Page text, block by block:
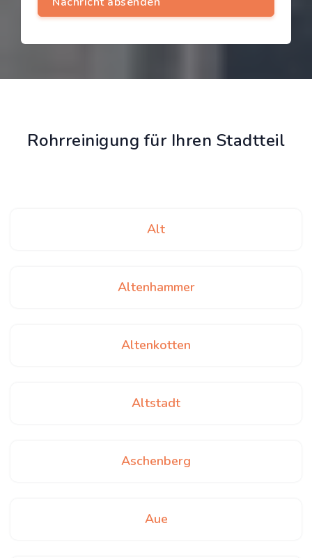
Rohrreinigung für Ihren Stadtteil
Alt
Altenhammer
Altenkotten
Altstadt
Aschenberg
Aue